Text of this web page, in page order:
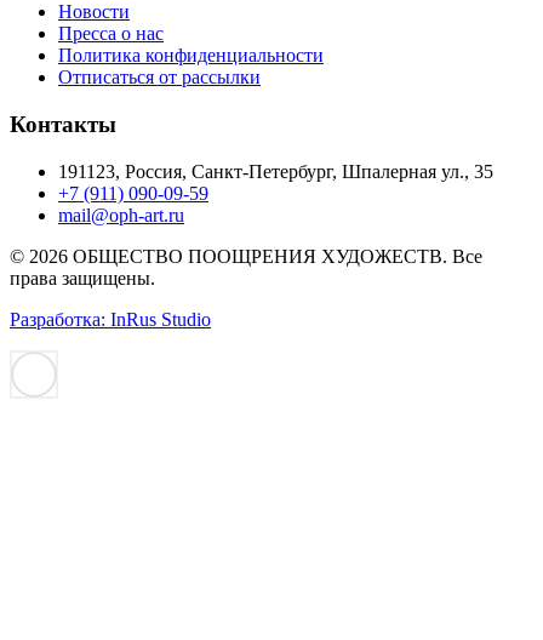
Новости
Пресса о нас
Политика конфиденциальности
Отписаться от рассылки
Контакты
191123, Россия, Санкт-Петербург, Шпалерная ул., 35
+7 (911) 090-09-59
mail@oph-art.ru
© 2026 ОБЩЕСТВО ПООЩРЕНИЯ ХУДОЖЕСТВ. Все
права защищены.
Разработка: InRus Studio